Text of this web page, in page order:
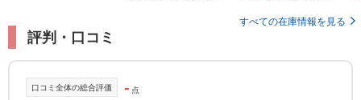
すべての在庫情報を見る
評判・口コミ
口コミ全体の総合評価 - 点